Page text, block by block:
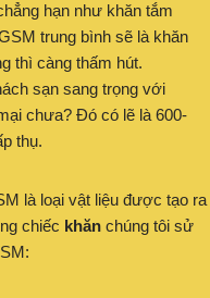
hạn như khăn tắm
trung bình sẽ là khăn
thì càng thấm hút.
sạn sang trọng với
chưa? Đó có lẽ là 600-
thụ.
là loại vật liệu được tạo ra
chiếc khăn chúng tôi sử